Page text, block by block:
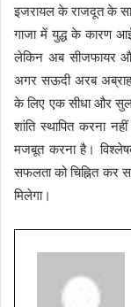
इजरायल के राजदूत के
गाजा में युद्ध के कारण
लेकिन अब सीजफायर
अगर सऊदी अरब
के लिए एक सीधा और
शांति स्थापित करना
मजबूत करना है।
सफलता को चिह्नित कर
मिलेगा।